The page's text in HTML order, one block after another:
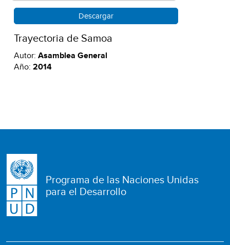
Descargar
Trayectoria de Samoa
Autor: Asamblea General
Año: 2014
Programa de las Naciones Unidas
para el Desarrollo